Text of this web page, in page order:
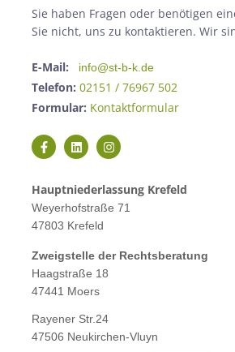
Sie haben Fragen oder benötigen
Sie nicht, uns zu kontaktieren. Wir
E-Mail: info@st-b-k.de
Telefon: 02151 / 76967 502
Formular: Kontaktformular
Hauptniederlassung Krefeld
Weyerhofstraße 71
47803 Krefeld
Zweigstelle der Rechtsberatung
Haagstraße 18
47441 Moers
Rayener Str.24
47506 Neukirchen-Vluyn